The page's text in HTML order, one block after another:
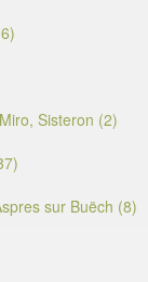
Sisteron (2)
sur Buëch (8)